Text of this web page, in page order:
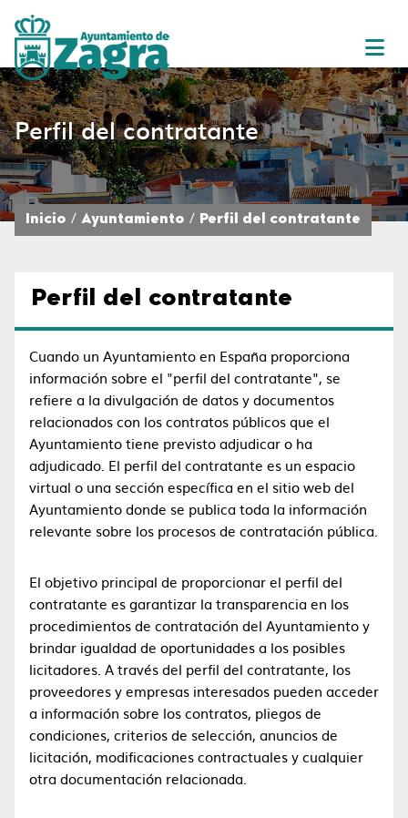
Perfil del contratante
Inicio Ayuntamiento Perfil del contratante
Perfil del contratante
Cuando un Ayuntamiento en España proporciona
información sobre el "perfil del contratante", se
refiere a la divulgación de datos y documentos
relacionados con los contratos públicos que el
Ayuntamiento tiene previsto adjudicar o ha
adjudicado. El perfil del contratante es un espacio
virtual o una sección específica en el sitio web del
Ayuntamiento donde se publica toda la información
relevante sobre los procesos de contratación pública.
El objetivo principal de proporcionar el perfil del
contratante es garantizar la transparencia en los
procedimientos de contratación del Ayuntamiento y
brindar igualdad de oportunidades a los posibles
licitadores. A través del perfil del contratante, los
proveedores y empresas interesados pueden acceder
a información sobre los contratos, pliegos de
condiciones, criterios de selección, anuncios de
licitación, modificaciones contractuales y cualquier
otra documentación relacionada.